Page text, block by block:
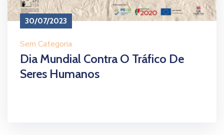
30/07/2023
Sem Categoria
Dia Mundial Contra O Tráfico De
Seres Humanos